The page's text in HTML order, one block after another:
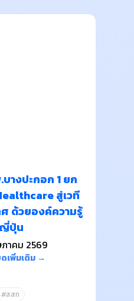
างปะกอก 1 ยก
สู่เวที
ศ ด้วยองค์ความรู้
ปุ่น
าคม 2569
เพิ่มเติม →
#สสท